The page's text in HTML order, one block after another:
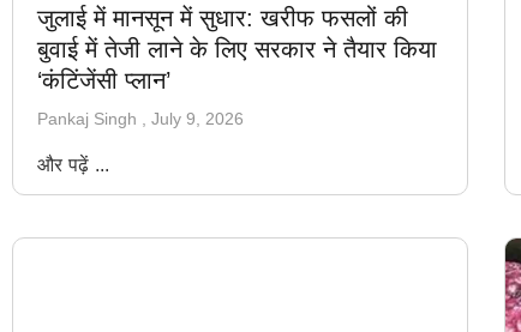
जुलाई में मानसून में सुधार: खरीफ फसलों की
बुवाई में तेजी लाने के लिए सरकार ने तैयार किया
‘कंटिंजेंसी प्लान’
Pankaj Singh July 9, 2026
और पढ़ें ...